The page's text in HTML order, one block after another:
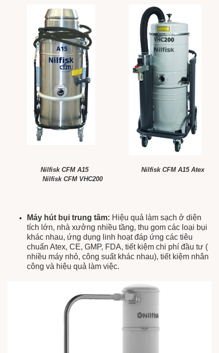
Nilfisk CFM A15
Nilfisk CFM A15 Atex
Nilfisk CFM VHC200
Máy hút bụi trung tâm: Hiệu quả làm sạch ở diện
tích lớn, nhà xưởng nhiều tầng, thu gom các loại bụi
khác nhau, ứng dụng linh hoạt đáp ứng các tiêu
chuẩn Atex, CE, GMP, FDA, tiết kiệm chi phí đầu tư (
nhiều máy nhỏ, công suất khác nhau), tiết kiệm nhân
công và hiệu quả làm việc.